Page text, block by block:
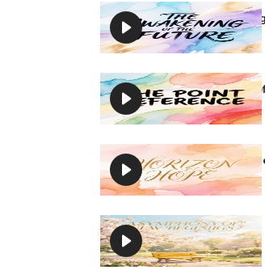
The
DepasRec
The point of
DepasRec
Horizon of
DepasRec
A symphony
DepasRec